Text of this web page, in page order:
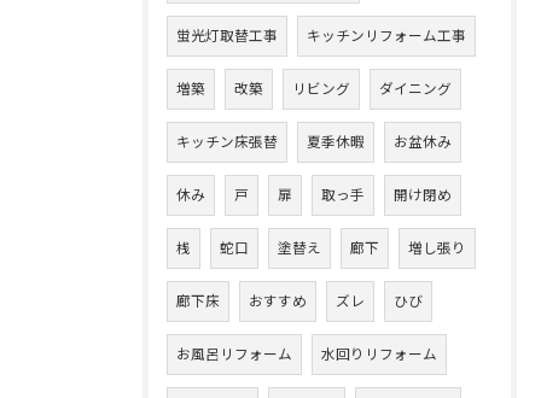
蛍光灯取替工事 キッチンリフォーム工事
増築 改築 リビング ダイニング
キッチン床張替 夏季休暇 お盆休み
休み 戸 扉 取っ手 開け閉め
桟 蛇口 塗替え 廊下 増し張り
廊下床 おすすめ ズレ ひび
お風呂リフォーム 水回りリフォーム